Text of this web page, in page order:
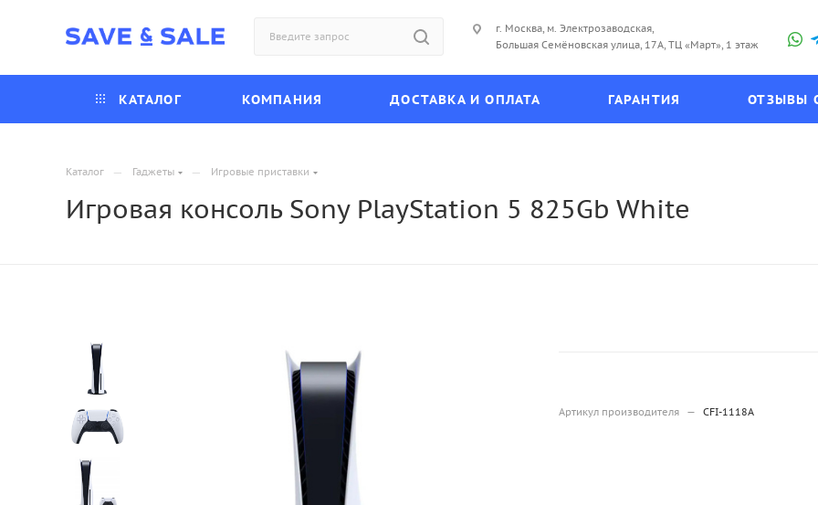
г. Москва, м. Электрозаводская,
Большая Семёновская улица, 17А, ТЦ «Март», 1 этаж
КАТАЛОГ КОМПАНИЯ ДОСТАВКА И ОПЛАТА ГАРАНТИЯ ОТЗЫВЫ
Каталог — Гаджеты — Игровые приставки
Игровая консоль Sony PlayStation 5 825Gb White
Артикул производителя — CFI-1118A